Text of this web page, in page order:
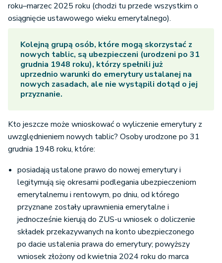
roku–marzec 2025 roku (chodzi tu przede wszystkim o
osiągnięcie ustawowego wieku emerytalnego).
Kolejną grupą osób, które mogą skorzystać z
nowych tablic, są ubezpieczeni (urodzeni po 31
grudnia 1948 roku), którzy spełnili już
uprzednio warunki do emerytury ustalanej na
nowych zasadach, ale nie wystąpili dotąd o jej
przyznanie.
Kto jeszcze może wnioskować o wyliczenie emerytury z
uwzględnieniem nowych tablic? Osoby urodzone po 31
grudnia 1948 roku, które:
posiadają ustalone prawo do nowej emerytury i
legitymują się okresami podlegania ubezpieczeniom
emerytalnemu i rentowym, po dniu, od którego
przyznane zostały uprawnienia emerytalne i
jednocześnie kierują do ZUS-u wniosek o doliczenie
składek przekazywanych na konto ubezpieczonego
po dacie ustalenia prawa do emerytury; powyższy
wniosek złożony od kwietnia 2024 roku do marca